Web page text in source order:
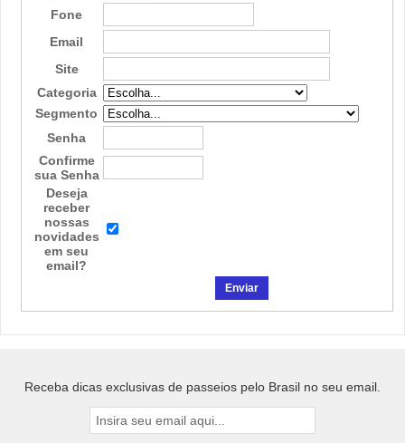
Fone
Email
Site
Categoria
Segmento
Senha
Confirme
sua Senha
Deseja
receber
nossas
novidades
em seu
email?
Receba dicas exclusivas de passeios pelo Brasil no seu email.